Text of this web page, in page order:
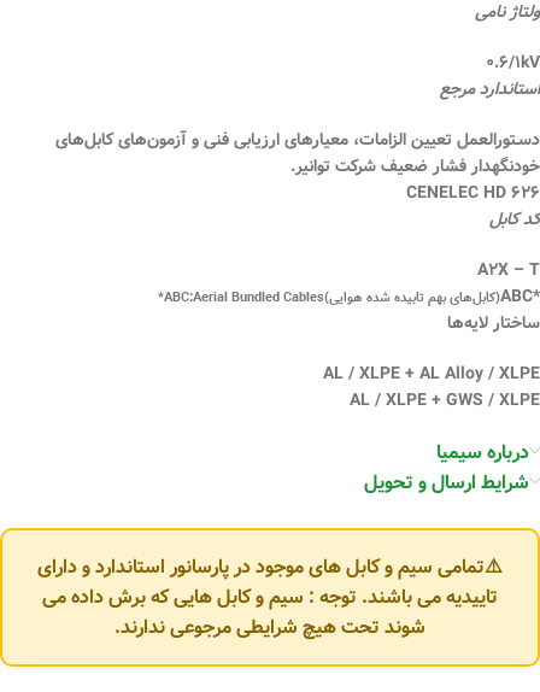
ولتاژ نامی
۰.۶/۱kV
استاندارد مرجع
دسـتورالعمل تعیین الزامات، معیارهای ارزیابی فنی و آزمون‌های کابل‌های
خودنگهدار فشار ضعیف شرکت توانیر.
CENELEC HD ۶۲۶
کد کابل
A۲X – T
*ABC
(کابل‌های بهم تابیده شده هوایی)ABC:Aerial Bundled Cables*
ساختار لایه‌ها
AL / XLPE + AL Alloy / XLPE
AL / XLPE + GWS / XLPE
درباره سیمیا
شرایط ارسال و تحویل
⚠️تمامی سیم و کابل های موجود در پارسانور استاندارد و دارای
تاییدیه می باشند. توجه : سیم و کابل هایی که برش داده می
شوند تحت هیچ شرایطی مرجوعی ندارند.